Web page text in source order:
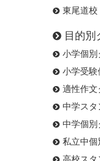
東尾道校
目的別
小学個別
小学受験
適性作文
中学スタ
中学個別
私立中個